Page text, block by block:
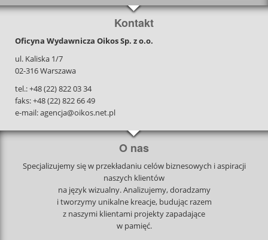
Kontakt
Oficyna Wydawnicza Oikos Sp. z o.o.
ul. Kaliska 1/7
02-316 Warszawa
tel.: +48 (22) 822 03 34
faks: +48 (22) 822 66 49
e-mail: agencja@oikos.net.pl
O nas
Specjalizujemy się w przekładaniu celów biznesowych i aspiracji
naszych klientów
na język wizualny. Analizujemy, doradzamy
i tworzymy unikalne kreacje, budując razem
z naszymi klientami projekty zapadające
w pamięć.